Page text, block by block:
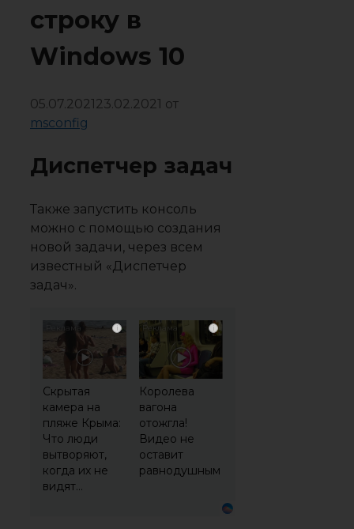
строку в
Windows 10
05.07.202123.02.2021 от
msconfig
Диспетчер задач
Также запустить консоль
можно с помощью создания
новой задачи, через всем
известный «Диспетчер
задач».
i
Скрытая
камера на
пляже Крыма:
Что люди
вытворяют,
когда их не
видят...
i
Королева
вагона
отожгла!
Видео не
оставит
равнодушным